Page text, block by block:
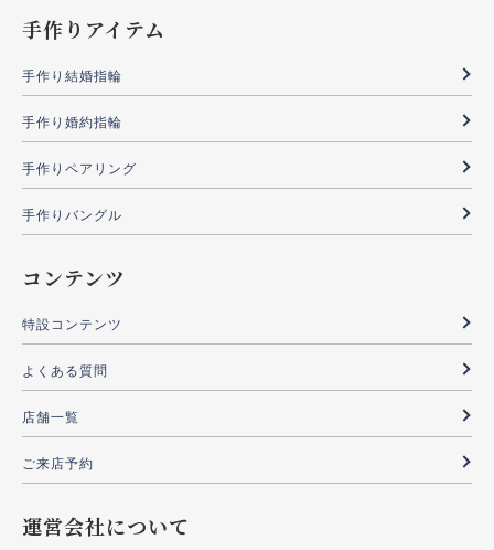
手作りアイテム
手作り結婚指輪
手作り婚約指輪
手作りペアリング
手作りバングル
コンテンツ
特設コンテンツ
よくある質問
店舗一覧
ご来店予約
運営会社について